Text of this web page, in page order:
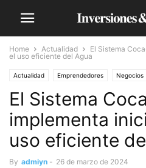
Home Actualidad
El Sistema
el uso eficiente del Agua
Actualidad Emprendedores Negocios
El Sistema
implementa
uso eficiente
By admiyn - 26 de marzo de 2024